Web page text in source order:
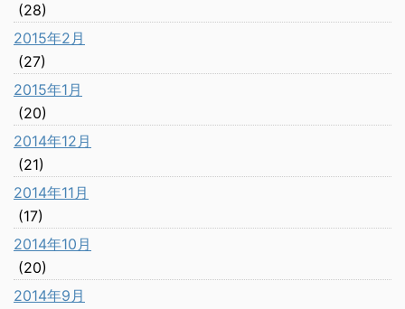
(28)
2015年2月
(27)
2015年1月
(20)
2014年12月
(21)
2014年11月
(17)
2014年10月
(20)
2014年9月